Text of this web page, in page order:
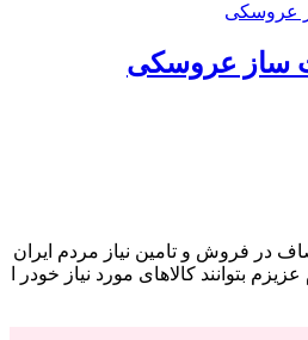
ساز عروسکی
در فروش و تامین نیاز مردم ایران
بتوانند کالاهای مورد نیاز خودر ا